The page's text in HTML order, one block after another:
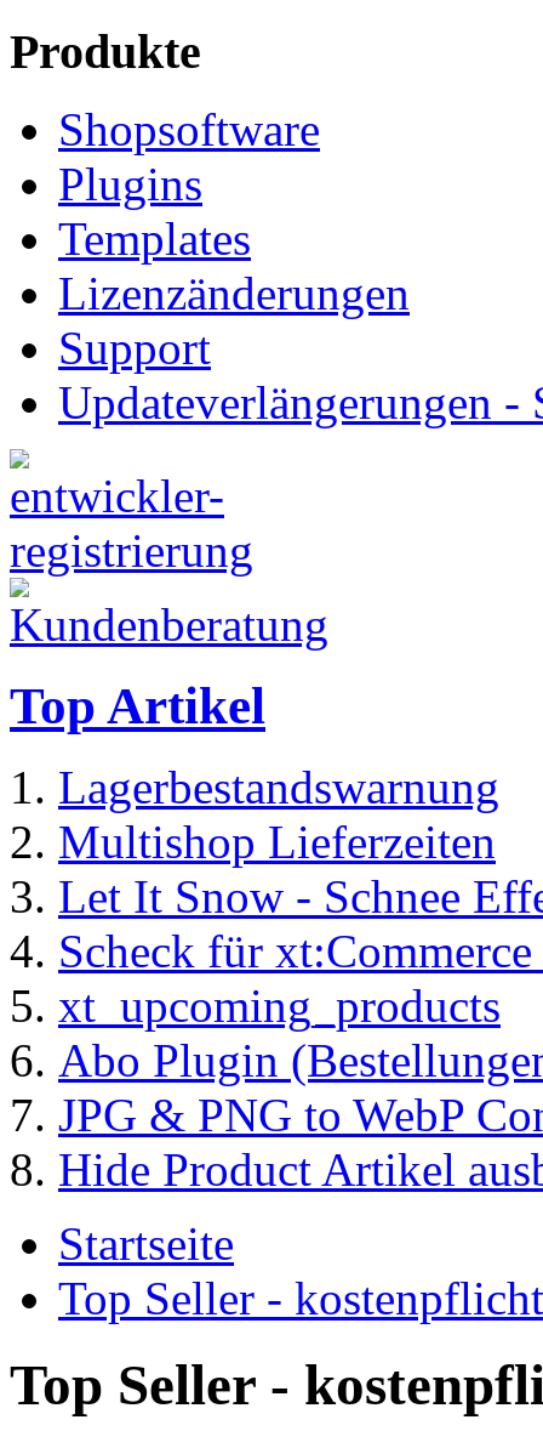
Produkte
Shopsoftware
Plugins
Templates
Lizenzänderungen
Support
Updateverlängerungen -
Top Artikel
Lagerbestandswarnung
Multishop Lieferzeiten
Let It Snow - Schnee
Scheck für
xt_upcoming_products
Abo Plugin
JPG & PNG to WebP
Hide Product Artikel
Startseite
Top Seller -
Top Seller -